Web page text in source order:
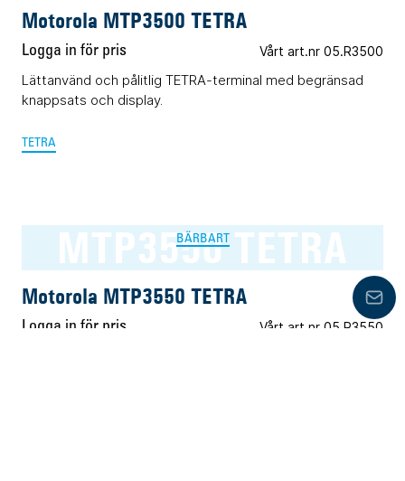
Motorola MTP3500 TETRA
Logga in för pris Vårt art.nr 05.R3500
Lättanvänd och pålitlig TETRA-terminal med begränsad
knappsats och display.
TETRA
MTP3550 TETRA
BÄRBART
Motorola MTP3550 TETRA
Logga in för pris Vårt art.nr 05.R3550